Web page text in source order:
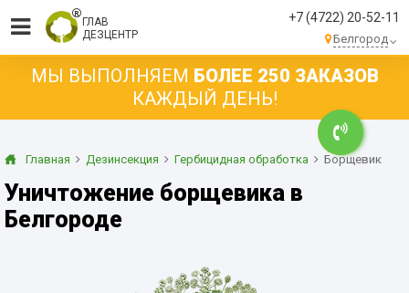
ГЛАВ
ДЕЗЦЕНТР
+7 (4722) 20-52-11
Белгород
МЫ ВЫПОЛНЯЕМ БОЛЕЕ 250 ЗАКАЗОВ
КАЖДЫЙ ДЕНЬ!
Главная Дезинсекция Гербицидная обработка Борщевик
Уничтожение борщевика в
Белгороде